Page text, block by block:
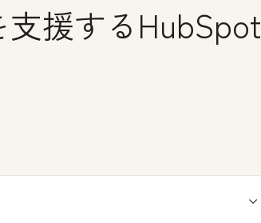
援するHubSpot